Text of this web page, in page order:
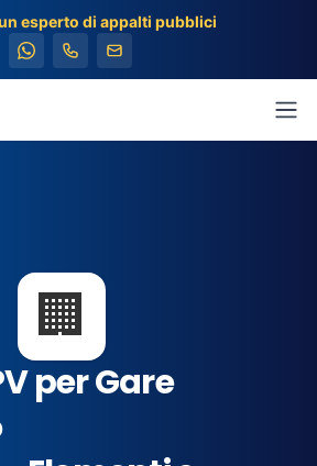
esperto di appalti pubblici
🏢
per Gare